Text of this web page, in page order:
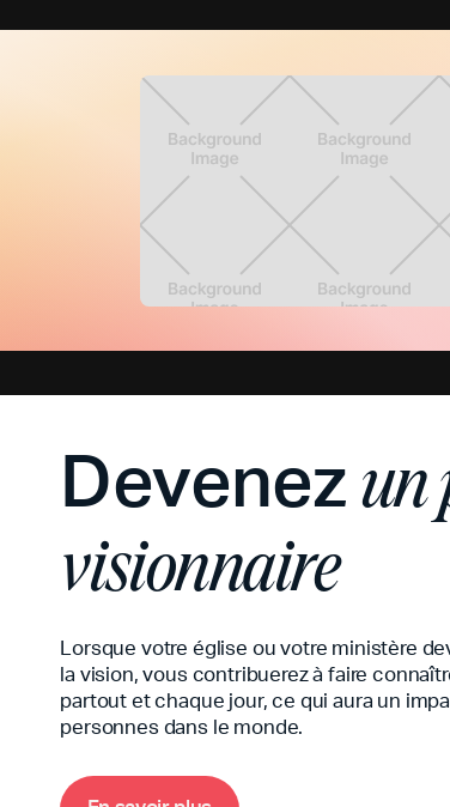
Devenez un
visionnaire
Lorsque votre église ou votre ministère
la vision, vous contribuerez à faire
partout et chaque jour, ce qui aura un
personnes dans le monde.